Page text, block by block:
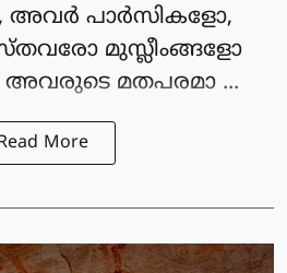
അവർ പാർസികളോ,
മുസ്ലീംങ്ങളോ
അവരുടെ മതപരമാ ...
More